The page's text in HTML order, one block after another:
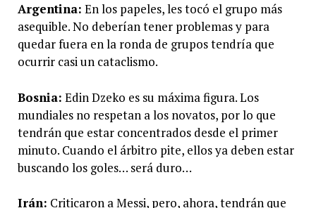
Argentina: En los papeles, les tocó el grupo más
asequible. No deberían tener problemas y para
quedar fuera en la ronda de grupos tendría que
ocurrir casi un cataclismo.
Bosnia: Edin Dzeko es su máxima figura. Los
mundiales no respetan a los novatos, por lo que
tendrán que estar concentrados desde el primer
minuto. Cuando el árbitro pite, ellos ya deben estar
buscando los goles… será duro…
Irán: Criticaron a Messi, pero, ahora, tendrán que